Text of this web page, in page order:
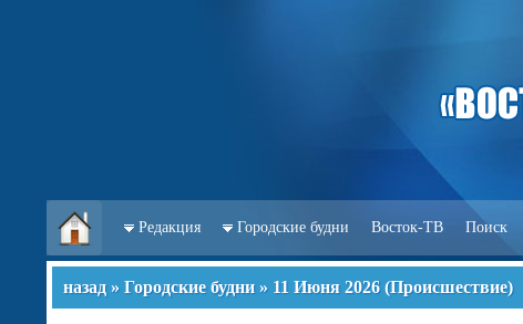
Редакция Городские будни Восток-ТВ Поиск
назад » Городские будни » 11 Июня 2026 (Происшествие)